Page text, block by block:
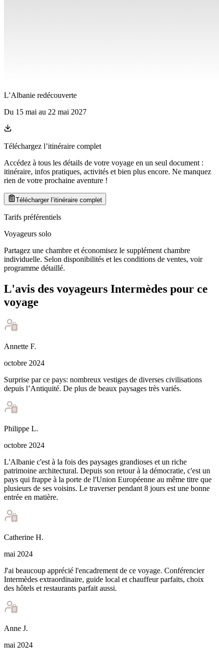
L’Albanie redécouverte
Du 15 mai au 22 mai 2027
Téléchargez l’itinéraire complet
Accédez à tous les détails de votre voyage en un seul document :
itinéraire, infos pratiques, activités et bien plus encore. Ne manquez
rien de votre prochaine aventure !
Télécharger l’itinéraire complet
Tarifs préférentiels
Voyageurs solo
Partagez une chambre et économisez le supplément chambre
individuelle. Selon disponibilités et les conditions de ventes, voir
programme détaillé.
L'avis des voyageurs Intermèdes pour ce
voyage
Annette F.
octobre 2024
Surprise par ce pays: nombreux vestiges de diverses civilisations
depuis l’Antiquité. De plus de beaux paysages très variés.
Philippe L.
octobre 2024
L'Albanie c'est à la fois des paysages grandioses et un riche
patrimoine architectural. Depuis son retour à la démocratie, c'est un
pays qui frappe à la porte de l'Union Européenne au même titre que
plusieurs de ses voisins. Le traverser pendant 8 jours est une bonne
entrée en matière.
Catherine H.
mai 2024
J'ai beaucoup apprécié l'encadrement de ce voyage. Conférencier
Intermèdes extraordinaire, guide local et chauffeur parfaits, choix
des hôtels et restaurants parfait aussi.
Anne J.
mai 2024